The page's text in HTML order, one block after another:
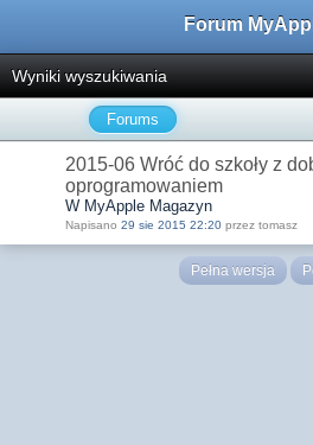
Forum
Wyniki wyszukiwania
Forums
2015-06 Wróć do szkoły z
oprogramowaniem
W MyApple Magazyn
Napisano 29 sie 2015 22:20 przez tomasz
Pełna wersja